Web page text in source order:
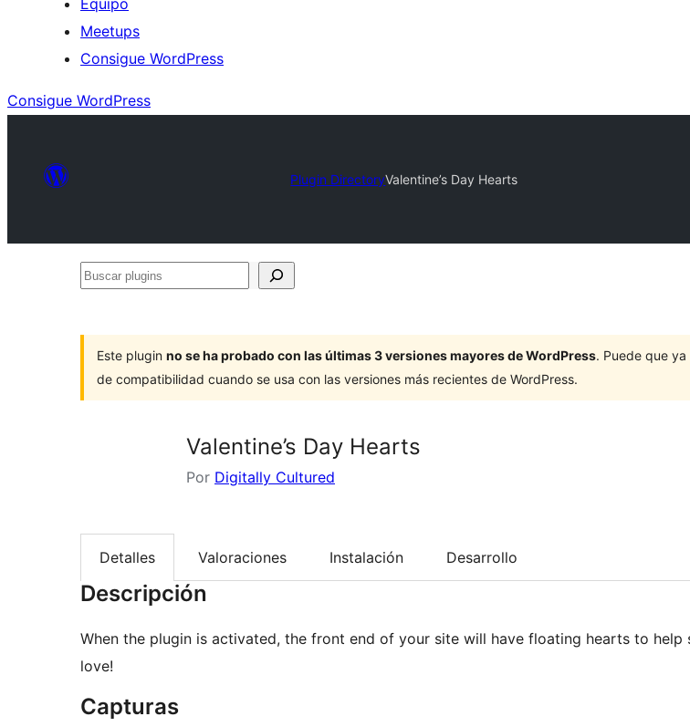
Equipo
Meetups
Consigue WordPress
Consigue WordPress
Plugin DirectoryValentine’s Day Hearts
Buscar
Este plugin no se ha probado con las últimas 3 versiones mayores de WordPress. Puede que
de compatibilidad cuando se usa con las versiones más recientes de WordPress.
Valentine’s Day Hearts
Por Digitally Cultured
Detalles Valoraciones Instalación Desarrollo
Descripción
When the plugin is activated, the front end of your site will have floating hearts to help
love!
Capturas